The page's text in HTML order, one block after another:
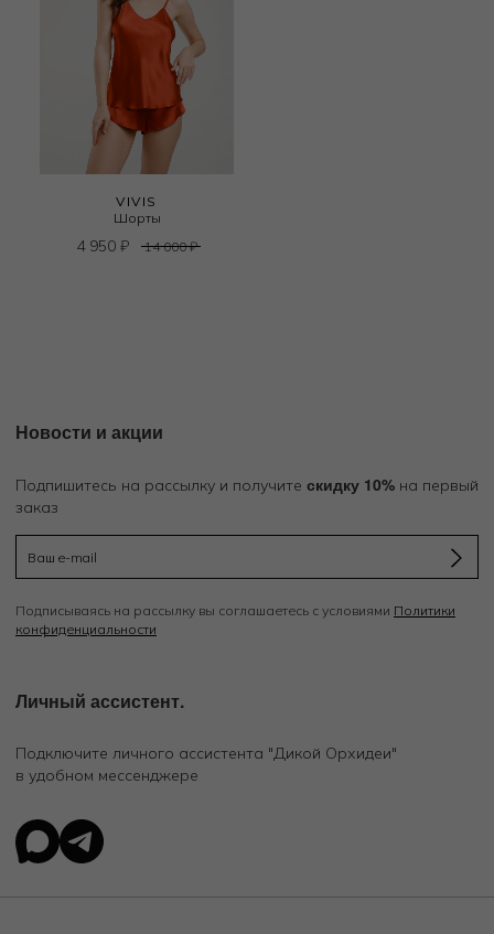
VIVIS
Шорты
4 950 ₽ 14 000₽
Новости и акции
Подпишитесь на рассылку и получите скидку 10% на первый
заказ
Подписываясь на рассылку вы соглашаетесь с условиями Политики
конфиденциальности
Личный ассистент.
Подключите личного ассистента "Дикой Орхидеи"
в удобном мессенджере